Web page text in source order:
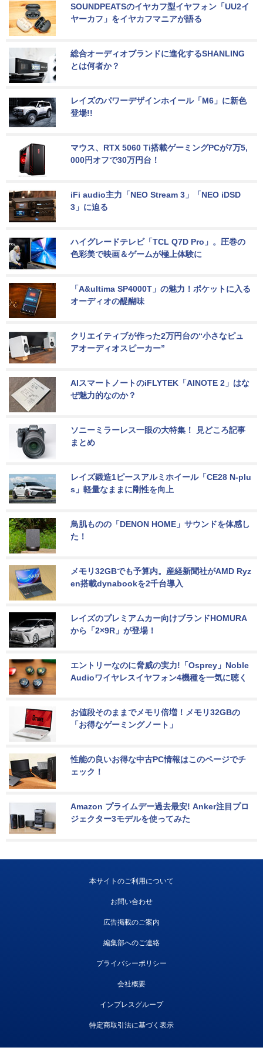
SOUNDPEATSのイヤカフ型イヤフォン「UU2イ
ヤーカフ」をイヤカフマニアが語る
総合オーディオブランドに進化するSHANLING
とは何者か？
レイズのパワーデザインホイール「M6」に新色
登場!!
マウス、RTX 5060 Ti搭載ゲーミングPCが7万5,
000円オフで30万円台！
iFi audio主力「NEO Stream 3」「NEO iDSD
3」に迫る
ハイグレードテレビ「TCL Q7D Pro」。圧巻の
色彩美で映画＆ゲームが極上体験に
「A&ultima SP4000T」の魅力！ポケットに入る
オーディオの醍醐味
クリエイティブが作った2万円台の“小さなピュ
アオーディオスピーカー”
AIスマートノートのiFLYTEK「AINOTE 2」はな
ぜ魅力的なのか？
ソニーミラーレス一眼の大特集！ 見どころ記事
まとめ
レイズ鍛造1ピースアルミホイール「CE28 N-plu
s」軽量なままに剛性を向上
鳥肌ものの「DENON HOME」サウンドを体感し
た！
メモリ32GBでも予算内。産経新聞社がAMD Ryz
en搭載dynabookを2千台導入
レイズのプレミアムカー向けブランドHOMURA
から「2×9R」が登場！
エントリーなのに脅威の実力!「Osprey」Noble
Audioワイヤレスイヤフォン4機種を一気に聴く
お値段そのままでメモリ倍増！メモリ32GBの
「お得なゲーミングノート」
性能の良いお得な中古PC情報はこのページでチ
ェック！
Amazon プライムデー過去最安! Anker注目プロ
ジェクター3モデルを使ってみた
本サイトのご利用について
お問い合わせ
広告掲載のご案内
編集部へのご連絡
プライバシーポリシー
会社概要
インプレスグループ
特定商取引法に基づく表示